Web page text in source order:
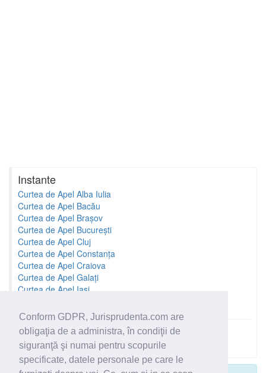
Conform GDPR, Jurisprudenta.com are
obligaţia de a administra, în condiţii de
siguranţă şi numai pentru scopurile
specificate, datele personale pe care le
Instante
Curtea de Apel Alba Iulia
Curtea de Apel Bacău
Curtea de Apel Brașov
Curtea de Apel București
Curtea de Apel Cluj
Curtea de Apel Constanța
Curtea de Apel Craiova
Curtea de Apel Galați
Curtea de Apel Iași
Toate instantele